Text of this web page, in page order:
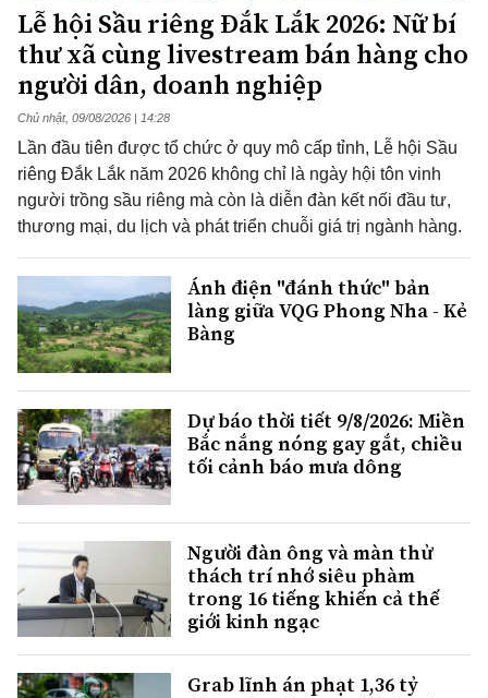
Lễ hội Sầu riêng Đắk Lắk 2026: Nữ bí
thư xã cùng livestream bán hàng cho
người dân, doanh nghiệp
Chủ nhật, 09/08/2026 | 14:28
Lần đầu tiên được tổ chức ở quy mô cấp tỉnh, Lễ hội Sầu
riêng Đắk Lắk năm 2026 không chỉ là ngày hội tôn vinh
người trồng sầu riêng mà còn là diễn đàn kết nối đầu tư,
thương mại, du lịch và phát triển chuỗi giá trị ngành hàng.
Ánh điện "đánh thức" bản
làng giữa VQG Phong Nha - Kẻ
Bàng
Dự báo thời tiết 9/8/2026: Miền
Bắc nắng nóng gay gắt, chiều
tối cảnh báo mưa dông
Người đàn ông và màn thử
thách trí nhớ siêu phàm
trong 16 tiếng khiến cả thế
giới kinh ngạc
Grab lĩnh án phạt 1,36 tỷ